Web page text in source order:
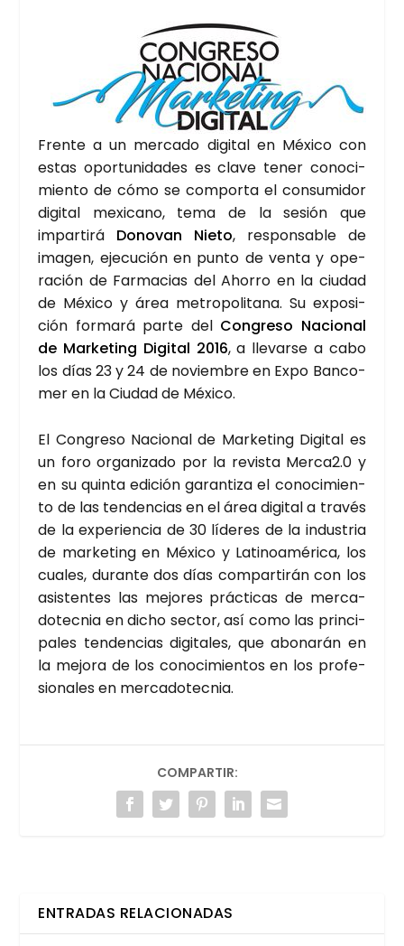
Fren­te a un mer­ca­do digi­tal en Méxi­co con
estas opor­tu­ni­da­des es cla­ve tener cono­ci­
mien­to de cómo se com­por­ta el con­su­mi­dor
digi­tal mexi­cano, tema de la sesión que
impar­ti­rá Dono­van Nie­to, res­pon­sa­ble de
ima­gen, eje­cu­ción en pun­to de ven­ta y ope­
ra­ción de Far­ma­cias del Aho­rro en la ciu­dad
de Méxi­co y área metro­po­li­ta­na. Su expo­si­
ción for­ma­rá par­te del Con­gre­so Nacio­nal
de Mar­ke­ting Digi­tal 2016, a lle­var­se a cabo
los días 23 y 24 de noviem­bre en Expo Ban­co­
mer en la Ciu­dad de Méxi­co.
El Con­gre­so Nacio­nal de Mar­ke­ting Digi­tal es
un foro orga­ni­za­do por la revis­ta Merca2.0 y
en su quin­ta edi­ción garan­ti­za el cono­ci­mien­
to de las ten­den­cias en el área digi­tal a tra­vés
de la expe­rien­cia de 30 líde­res de la indus­tria
de mar­ke­ting en Méxi­co y Lati­noa­mé­ri­ca, los
cua­les, duran­te dos días com­par­ti­rán con los
asis­ten­tes las mejo­res prác­ti­cas de mer­ca­
do­tec­nia en dicho sec­tor, así como las prin­ci­
pa­les ten­den­cias digi­ta­les, que abo­na­rán en
la mejo­ra de los cono­ci­mien­tos en los pro­fe­
sio­na­les en mer­ca­do­tec­nia.
COMPARTIR:
ENTRADAS RELACIONADAS